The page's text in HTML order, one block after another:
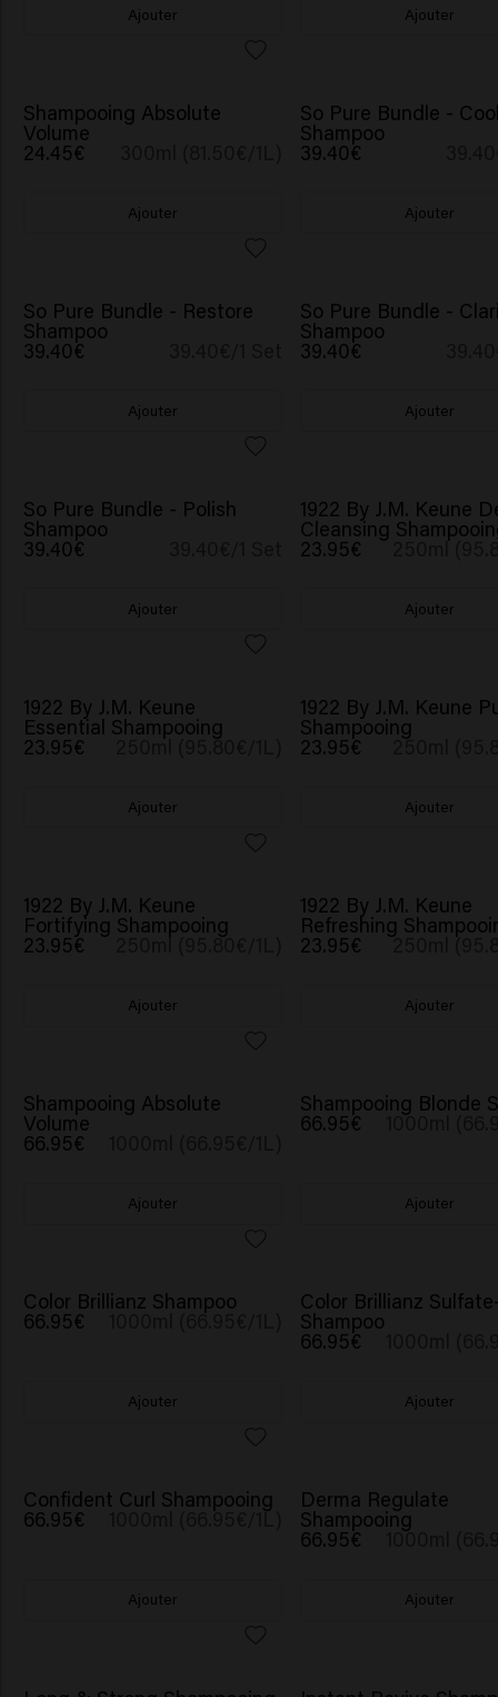
Ajouter Ajouter
Shampooing Absolute
Volume
24.45€
Ajouter
So Pure Bundle -
Shampoo
39.40€
Ajouter
So Pure Bundle - Restore
Shampoo
39.40€
Ajouter
So Pure Bundle -
Shampoo
39.40€
Ajouter
So Pure Bundle - Polish
Shampoo
39.40€
Ajouter
1922 By J.M. Keune
Cleansing
23.95€ 250ml
Ajouter
1922 By J.M. Keune
Essential Shampooing
23.95€ 250ml (95.80€/1L)
Ajouter
1922 By J.M. Keune
Shampooing
23.95€ 250ml
Ajouter
1922 By J.M. Keune
Fortifying Shampooing
23.95€ 250ml (95.80€/1L)
Ajouter
1922 By J.M. Keune
Refreshing
23.95€ 250ml
Ajouter
Shampooing Absolute
Volume
66.95€
Ajouter
Shampooing Blonde
66.95€ 1000ml
Ajouter
Color Brillianz Shampoo
66.95€ 1000ml (66.95€/1L)
Ajouter
Color Brillianz
Shampoo
66.95€
Ajouter
Confident Curl Shampooing
66.95€ 1000ml (66.95€/1L)
Ajouter
Derma Regulate
Shampooing
66.95€ 1000ml
Ajouter